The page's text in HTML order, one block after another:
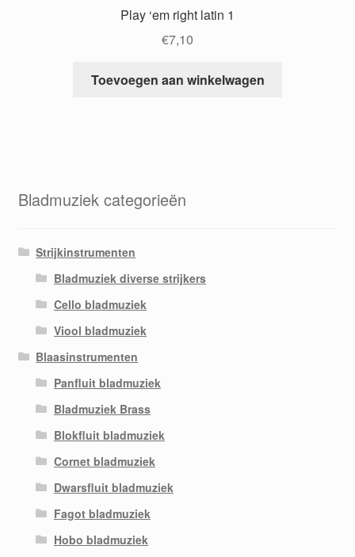
Play ‘em right latin 1
€7,10
Toevoegen aan winkelwagen
Bladmuziek categorieën
Strijkinstrumenten
Bladmuziek diverse strijkers
Cello bladmuziek
Viool bladmuziek
Blaasinstrumenten
Panfluit bladmuziek
Bladmuziek Brass
Blokfluit bladmuziek
Cornet bladmuziek
Dwarsfluit bladmuziek
Fagot bladmuziek
Hobo bladmuziek